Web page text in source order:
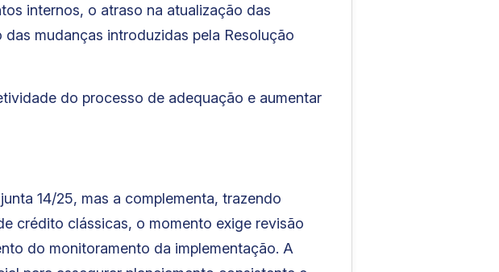
internos, o atraso na atualização das
mudanças introduzidas pela Resolução
do processo de adequação e aumentar
14/25, mas a complementa, trazendo
crédito clássicas, o momento exige revisão
do monitoramento da implementação. A